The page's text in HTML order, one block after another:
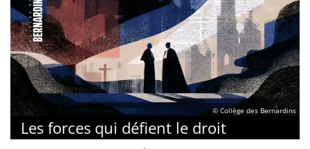
© Collège des Bernardins
Les forces qui défient le droit